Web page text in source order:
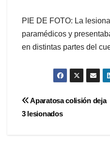
PIE DE FOTO: La
paramédicos y
en distintas partes del
Navegación
Aparatosa colisión deja
3 lesionados